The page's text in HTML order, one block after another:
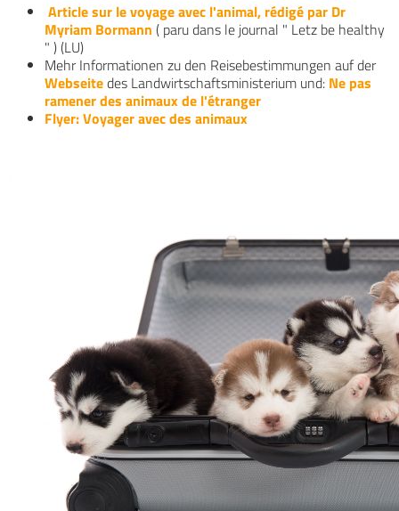
Article sur le voyage avec l'animal, rédigé par Dr
Myriam Bormann ( paru dans le journal " Letz be healthy
" ) (LU)
Mehr Informationen zu den Reisebestimmungen auf der
Webseitedes Landwirtschaftsministerium und: Ne pas
ramener des animaux de l'étranger
Flyer: Voyager avec des animaux